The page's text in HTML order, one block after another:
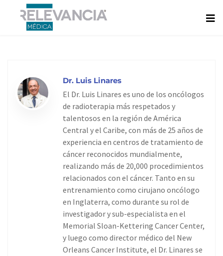
contenido
Dr. Luis Linares
El Dr. Luis Linares es uno de los oncólogos
de radioterapia más respetados y
talentosos en la región de América
Central y el Caribe, con más de 25 años de
experiencia en centros de tratamiento de
cáncer reconocidos mundialmente,
realizando más de 20,000 procedimientos
relacionados con el cáncer. Tanto en su
entrenamiento como cirujano oncólogo
en Inglaterra, como durante su rol de
investigador y sub-especialista en el
Memorial Sloan-Kettering Cancer Center,
y luego como director médico del New
Orleans Cancer Institute, el Dr. Linares se